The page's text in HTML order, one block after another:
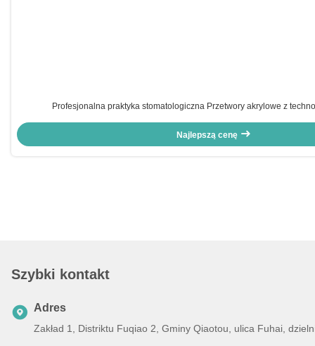
Profesjonalna praktyka stomatologiczna Przetwory akrylowe z
Najlepszą cenę
Szybki kontakt
Adres
Zakład 1, Distriktu Fuqiao 2, Gminy Qiaotou, ulica Fuhai,